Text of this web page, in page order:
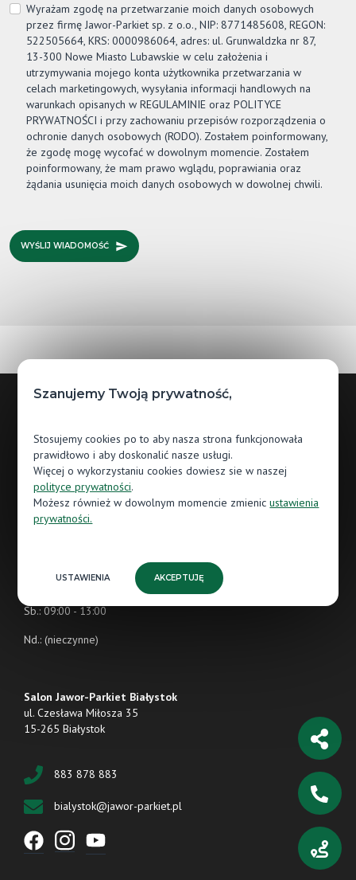
Wyrażam zgodę na przetwarzanie moich danych osobowych
przez firmę Jawor-Parkiet sp. z o.o., NIP: 8771485608, REGON:
522505664, KRS: 0000986064, adres: ul. Grunwaldzka nr 87,
13-300 Nowe Miasto Lubawskie w celu założenia i
utrzymywania mojego konta użytkownika przetwarzania w
celach marketingowych, wysyłania informacji handlowych na
warunkach opisanych w REGULAMINIE oraz POLITYCE
PRYWATNOŚCI i przy zachowaniu przepisów rozporządzenia o
ochronie danych osobowych (RODO). Zostałem poinformowany,
że zgodę mogę wycofać w dowolnym momencie. Zostałem
poinformowany, że mam prawo wglądu, poprawiania oraz
żądania usunięcia moich danych osobowych w dowolnej chwili.
WYŚLIJ WIADOMOŚĆ
Pn.: 09:00 - 17:00
Wt.: 09:00 - 17:00
Śr.: 09:00 - 17:00
Pt.: 09:00 - 17:00
Sb.: 09:00 - 13:00
Nd.: (nieczynne)
Salon Jawor-Parkiet Białystok
ul. Czesława Miłosza 35
15-265 Białystok
883 878 883
bialystok@jawor-parkiet.pl
Szanujemy Twoją prywatność,
Stosujemy cookies po to aby nasza strona funkcjonowała
prawidłowo i aby doskonalić nasze usługi.
Więcej o wykorzystaniu cookies dowiesz sie w naszej
polityce prywatności.
Możesz również w dowolnym momencie zmienicustawienia
prywatności.
USTAWIENIA AKCEPTUJĘ